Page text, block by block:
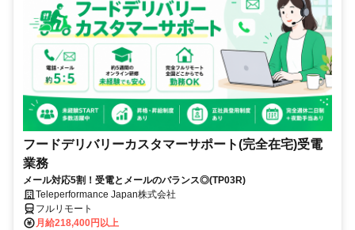
フードデリバリーカスタマーサポート(完全在宅)受電
業務
メール対応5割！受電とメールのバランス◎(TP03R)
Teleperformance Japan株式会社
フルリモート
月給218,400円以上